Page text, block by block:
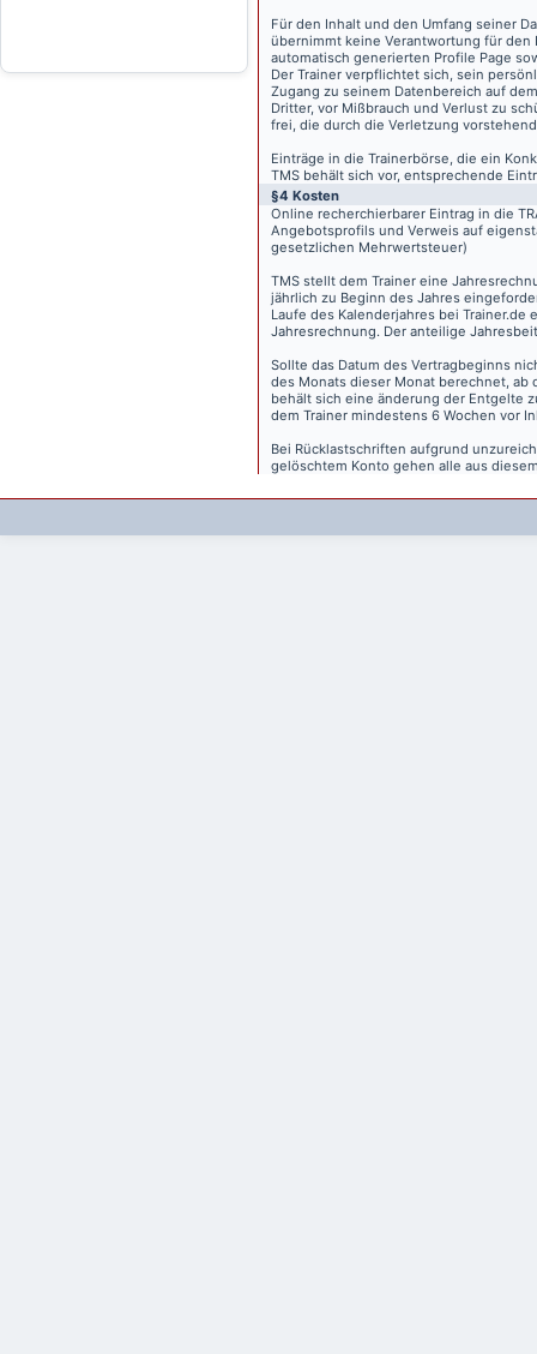
Für den Inhalt und den Umfang seiner
übernimmt keine Verantwortung für den
automatisch generierten Profile Page
Der Trainer verpflichtet sich, sein
Zugang zu seinem Datenbereich auf
Dritter, vor Mißbrauch und Verlust zu
frei, die durch die Verletzung
Einträge in die Trainerbörse, die ein
TMS behält sich vor, entsprechende
§4 Kosten
Online recherchierbarer Eintrag in die
Angebotsprofils und Verweis auf
gesetzlichen Mehrwertsteuer)
TMS stellt dem Trainer eine
jährlich zu Beginn des Jahres
Laufe des Kalenderjahres bei
Jahresrechnung. Der anteilige
Sollte das Datum des Vertragbeginns
des Monats dieser Monat berechnet, ab
behält sich eine änderung der Entgelte
dem Trainer mindestens 6 Wochen vor
Bei Rücklastschriften aufgrund
gelöschtem Konto gehen alle aus